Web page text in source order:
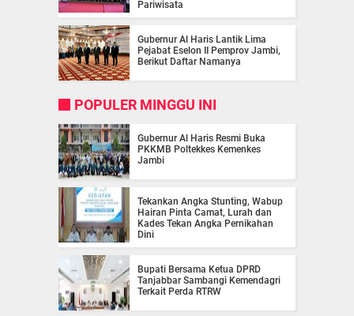
Pariwisata
Gubernur Al Haris Lantik Lima
Pejabat Eselon II Pemprov Jambi,
Berikut Daftar Namanya
POPULER MINGGU INI
Gubernur Al Haris Resmi Buka
PKKMB Poltekkes Kemenkes
Jambi
Tekankan Angka Stunting, Wabup
Hairan Pinta Camat, Lurah dan
Kades Tekan Angka Pernikahan
Dini
Bupati Bersama Ketua DPRD
Tanjabbar Sambangi Kemendagri
Terkait Perda RTRW